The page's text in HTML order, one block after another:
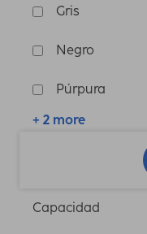
Gris
Negro
Púrpura
+ 2 more
Capacidad